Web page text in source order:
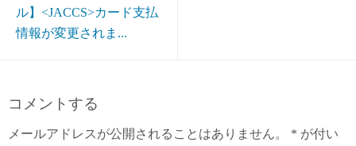
ル】<JACCS>カード支払
情報が変更されま...
コメントする
メールアドレスが公開されることはありません。 * が付い